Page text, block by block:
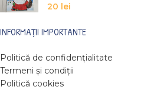
20 lei
INFORMAȚII IMPORTANTE
Politică de confidențialitate
Termeni și condiții
Politică cookies